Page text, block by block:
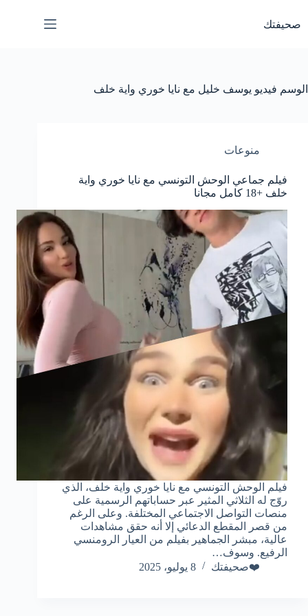
المحتوى
صحيفتك
الوسم فيديو يوسف خليل مع نايا خوري واية خلف
منوعات
فيلم جماعي الوحش التونسي مع نايا خوري واية
خلف +18 كامل مجانا
فيلم الوحش التونسي مع نايا خوري واية خلف، الذي
روّج له الثلاثي المثير عبر حساباتهم الرسمية على
منصات التواصل الاجتماعي المختلفة. وعلى الرغم
من قصر المقطع الدعائي إلا أنه حقق مشاهدات
عالية، مبشر الجماهير بفيلم من العيار الرومنسي
الرفيع. وسوف…
❤️صحيفتك
8 يوليو، 2025